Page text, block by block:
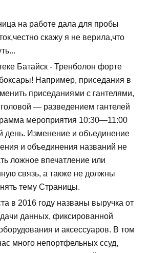
на работе дала для пробы
скажу я не верила,что
Батайск - Тренболон форте
Например, приседания в
приседаниями с гантелями,
— разведением гантелей
мероприятия 10:30—11:00
день. Изменение и объединение
и объединения названий не
ложное впечатление или
связь, а также не должны
тему Страницы.
в 2016 году названы выручка от
данных, фиксированной
и аксессуаров. В том
много непортфельных ссуд,